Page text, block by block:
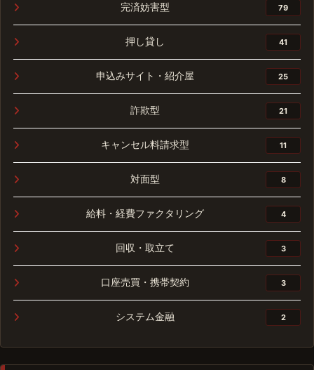
完済妨害型 79
押し貸し 41
申込みサイト・紹介屋 25
詐欺型 21
キャンセル料請求型 11
対面型 8
給料・経費ファクタリング 4
回収・取立て 3
口座売買・携帯契約 3
システム金融 2